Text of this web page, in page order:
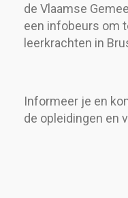
de Vlaamse
een infobeurs om
leerkrachten in
Informeer je en
de opleidingen en